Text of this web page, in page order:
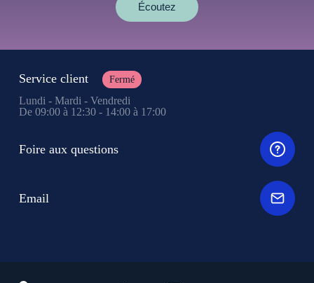
Écoutez
Service client Fermé
Lundi - Mardi - Vendredi
De 09:00 à 12:30 - 14:00 à 17:00
Foire aux questions
Email